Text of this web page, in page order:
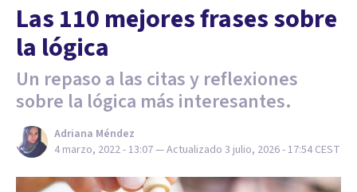
Las 110 mejores frases sobre
la lógica
Un repaso a las citas y reflexiones
sobre la lógica más interesantes.
Adriana Méndez
4 marzo, 2022 - 13:07— Actualizado 3 julio, 2026 - 17:54 CEST